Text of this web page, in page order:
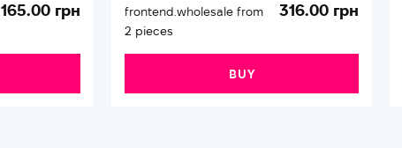
165.00 грн
frontend.wholesale from
2 pieces
316.00 грн
BUY